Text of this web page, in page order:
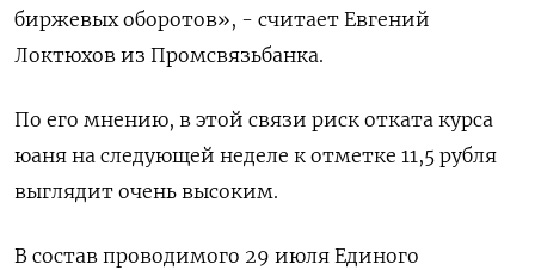
биржевых оборотов», - считает Евгений
Локтюхов из Промсвязьбанка.
По его мнению, в этой связи риск отката курса
юаня на следующей неделе к отметке 11,5 рубля
выглядит очень высоким.
В состав проводимого 29 июля Единого